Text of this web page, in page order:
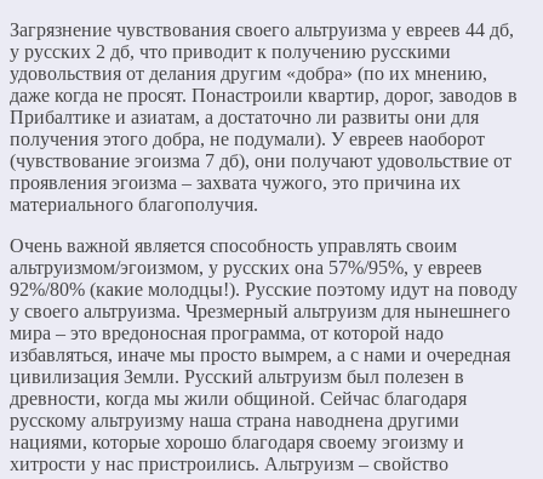
Загрязнение чувствования своего альтруизма у евреев 44 дб,
у русских 2 дб, что приводит к получению русскими
удовольствия от делания другим «добра» (по их мнению,
даже когда не просят. Понастроили квартир, дорог, заводов в
Прибалтике и азиатам, а достаточно ли развиты они для
получения этого добра, не подумали). У евреев наоборот
(чувствование эгоизма 7 дб), они получают удовольствие от
проявления эгоизма – захвата чужого, это причина их
материального благополучия.
Очень важной является способность управлять своим
альтруизмом/эгоизмом, у русских она 57%/95%, у евреев
92%/80% (какие молодцы!). Русские поэтому идут на поводу
у своего альтруизма. Чрезмерный альтруизм для нынешнего
мира – это вредоносная программа, от которой надо
избавляться, иначе мы просто вымрем, а с нами и очередная
цивилизация Земли. Русский альтруизм был полезен в
древности, когда мы жили общиной. Сейчас благодаря
русскому альтруизму наша страна наводнена другими
нациями, которые хорошо благодаря своему эгоизму и
хитрости у нас пристроились. Альтруизм – свойство